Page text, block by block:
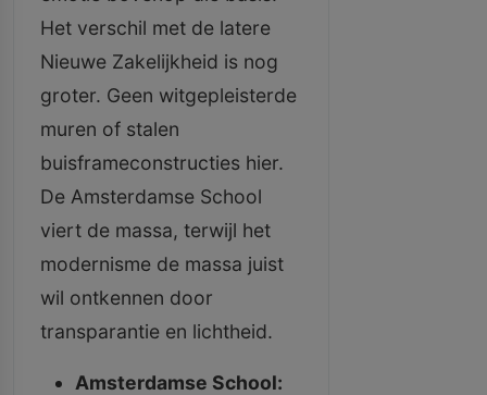
Het verschil met de latere
Nieuwe Zakelijkheid is nog
groter. Geen witgepleisterde
muren of stalen
buisframeconstructies hier.
De Amsterdamse School
viert de massa, terwijl het
modernisme de massa juist
wil ontkennen door
transparantie en lichtheid.
Amsterdamse School: